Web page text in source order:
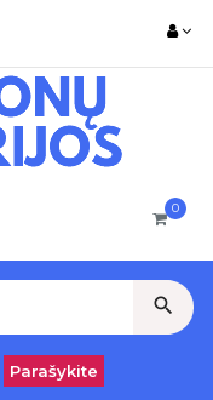
0
search
Parašykite